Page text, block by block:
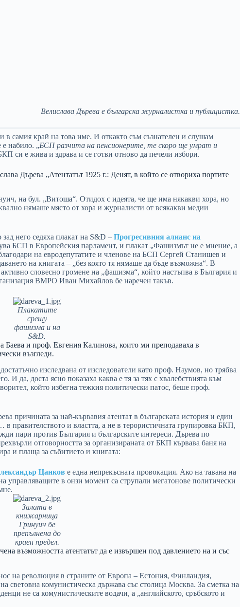
Велислава Дърева е българска журналистка и публицистка.
самия край на това име. И откакто съм съзнателен и слушам
е набило. „БСП разчита на пенсионерите, те скоро ще умрат и
си е жива и здрава и се готви отново да печели избори.
Дърева „Атентатът 1925 г.: Денят, в който се отвориха портите
на бул. „Витоша“. Отидох с идеята, че ще има някакви хора, но
нямаше място от хора и журналисти от всякакви медии
него седяха плакат на S&D – Прогресивния алианс на
БСП в Европейския парламент, и плакат „Фашизмът не е мнение, а
на евродепутатите и членове на БСП Сергей Станишев и
на книгата – „без която тя нямаше да бъде възможна“. В
словесно громене на „фашизма“, който настъпва в България и
ВМРО Иван Михайлов бе наречен такъв.
Плакатите
срещу
фашизма и на
S&D.
Баева и проф. Евгения Калинова, които ми преподаваха в
възгледи.
изследвана от изследователи като проф. Наумов, но трябва
И да, доста ясно показаха каква е тя за тях с хвалебствията към
който избегна тежкия политически патос, беше проф.
причината за най-кървавия атентат в българската история и един
правителството и властта, а не в терористичната групировка БКП,
пари против България и българските интереси. Дърева по
отговорността за организираната от БКП кървава баня на
и плаща за събитието и книгата:
Цанков е една непрекъсната провокация. Ако на тавана на
управляващите в онзи момент са струпали мегатонове политически
Залата в
книжарница
Гринуич бе
препълнена до
краен предел.
възможността атентатът да е извършен под давлението на и със
на революция в страните от Европа – Естония, Финландия,
световна комунистическа държава със столица Москва. За сметка на
не са комунистическите водачи, а „английското, сръбското и